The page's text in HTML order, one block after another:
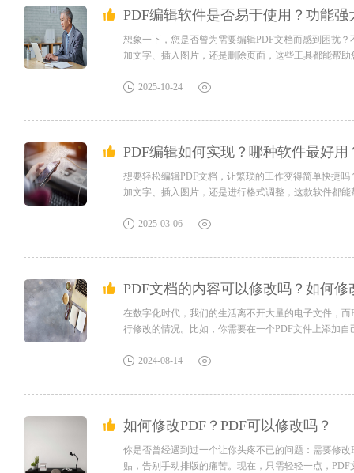
PDF编辑软件是否易于使用？功能强
想象一下，您是否曾为需要编辑PDF文档而感到困扰
加文字、插入图片，还是删除页面，这些工具都能帮
文本？福昕高级PDF编辑器作为一款企业级的PDF编辑
2025-10-24
PDF编辑如何实现？哪种软件最好用
想要轻松编辑PDF文档，让繁琐的工作变得简单快捷
加文字、插入图片，还是进行格式调整，这款软件都
问客服：s.xlb-growth.com/0UNR1?e=QsjC6j9p（黏贴链
2025-03-06
PDF文档的内容可以修改吗？如何修
在数字化时代，我们的生活离不开大量的电子文件，
行修改的情况。比如，你需要在一个PDF文件上添加
的修改。无论是在电脑上还是在手机上，你都可以随时
2024-08-14
如何修改PDF？PDF可以修改吗？
你是否曾经遇到过一个让你头疼不已的问题：需要修
贴，告别手动排版的痛苦。现在，只需轻轻一点，